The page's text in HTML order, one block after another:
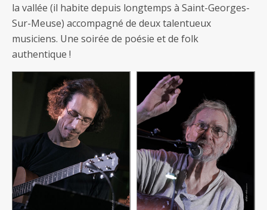
la vallée (il habite depuis longtemps à Saint-Georges-
Sur-Meuse) accompagné de deux talentueux
musiciens. Une soirée de poésie et de folk
authentique !